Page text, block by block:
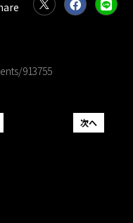
913755
次へ